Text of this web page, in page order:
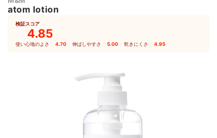
atom lotion
検証スコア
4.85
使い心地のよさ 4.70 伸ばしやすさ 5.00 乾きにくさ 4.95